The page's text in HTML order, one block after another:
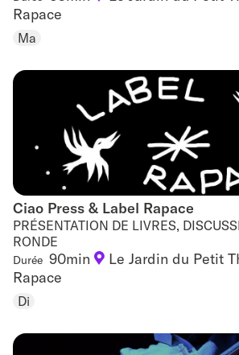
Rapace
Ma
Ciao Press & Label Rapace
Ciao Press & Label Rapace
PRÉSENTATION DE LIVRES,
RONDE
Durée 90min
Le Jardin du Petit
Rapace
Di